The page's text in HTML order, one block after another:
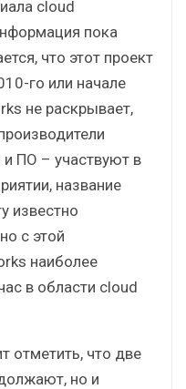
cloud
пока
что этот проект
го или начале
не раскрывает,
и ПО – участвуют в
название
известно
с этой
наиболее
в области cloud
отметить, что две
но и